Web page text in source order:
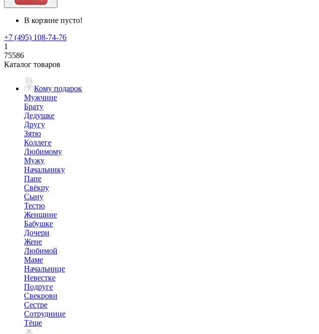
В корзине пусто!
+7 (495) 108-74-76
1
75586
Каталог товаров
Кому подарок
Мужчине
Брату
Дедушке
Другу
Зятю
Коллеге
Любимому
Мужу
Начальнику
Папе
Свёкру
Сыну
Тестю
Женщине
Бабушке
Дочери
Жене
Любимой
Маме
Начальнице
Невестке
Подруге
Свекрови
Сестре
Сотруднице
Тёще